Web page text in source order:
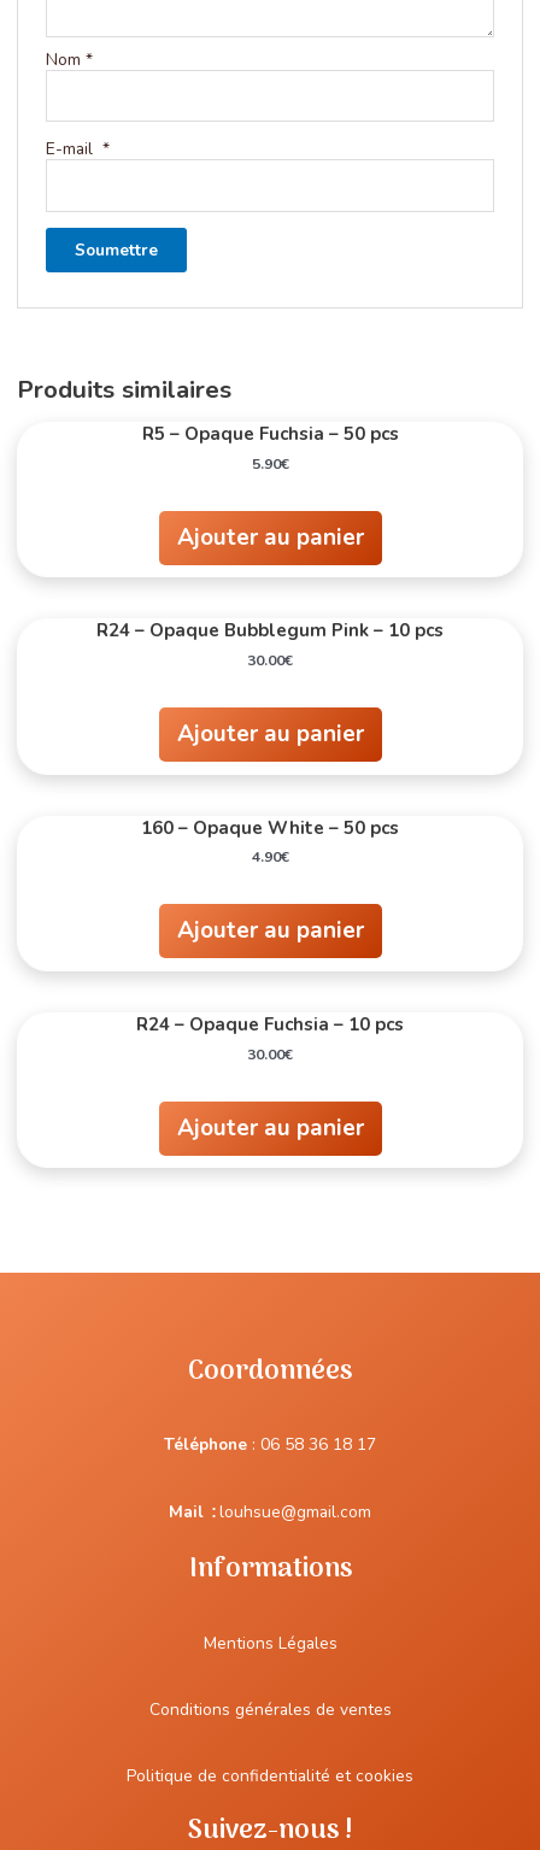
Nom *
E-mail *
Produits similaires
R5 – Opaque Fuchsia – 50 pcs
5.90€
Ajouter au panier
R24 – Opaque Bubblegum Pink – 10 pcs
30.00€
Ajouter au panier
160 – Opaque White – 50 pcs
4.90€
Ajouter au panier
R24 – Opaque Fuchsia – 10 pcs
30.00€
Ajouter au panier
Coordonnées
Téléphone : 06 58 36 18 17
Mail :louhsue@gmail.com
Informations
Mentions Légales
Conditions générales de ventes
Politique de confidentialité et cookies
Suivez-nous !